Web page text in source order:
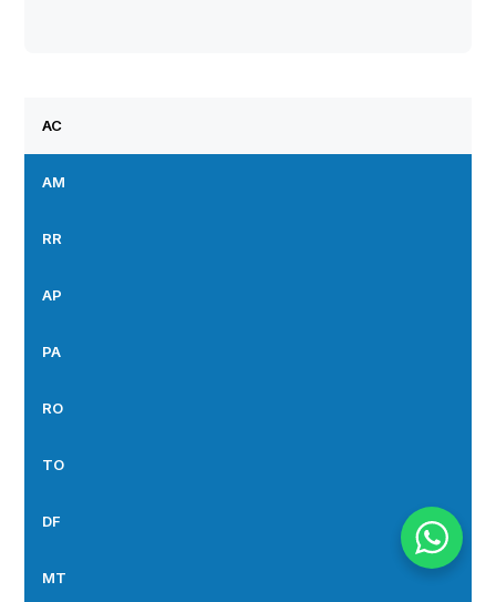
AC
AM
RR
AP
PA
RO
TO
DF
MT